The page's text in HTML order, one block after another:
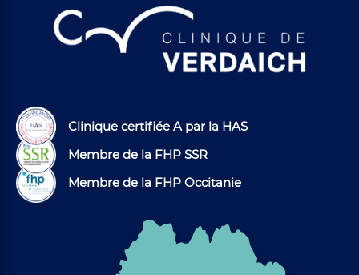
Clinique certifiée A par la HAS
Membre de la FHP SSR
Membre de la FHP Occitanie